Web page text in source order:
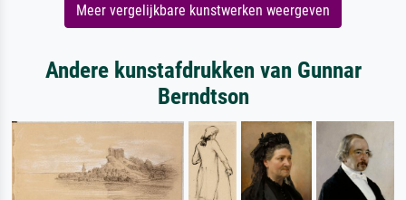
Meer vergelijkbare kunstwerken weergeven
Andere kunstafdrukken van Gunnar
Berndtson